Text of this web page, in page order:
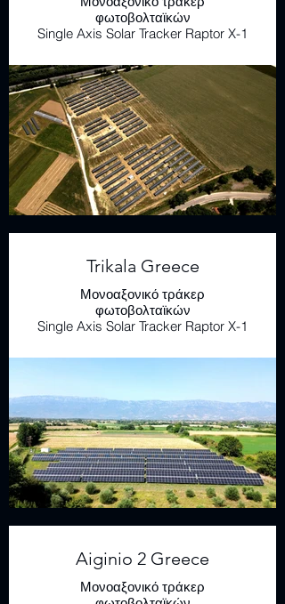
φωτοβολταϊκών
Single Axis Solar Tracker Raptor X-1
Trikala Greece
Μονοαξονικό τράκερ
φωτοβολταϊκών
Single Axis Solar Tracker Raptor X-1
Aiginio 2 Greece
Μονοαξονικό τράκερ